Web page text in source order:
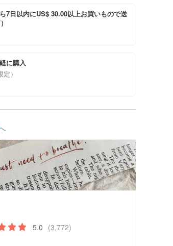
7日以内にUS$ 30.00以上お買いもので送
に購入
）
5.0 (3,772)